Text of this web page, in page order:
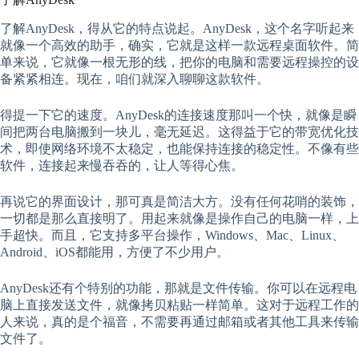
了解AnyDesk，得从它的特点说起。AnyDesk，这个名字听起来
就像一个高效的助手，确实，它就是这样一款远程桌面软件。简
单来说，它就像一根无形的线，把你的电脑和需要远程操控的设
备紧紧相连。现在，咱们就深入聊聊这款软件。
得提一下它的速度。AnyDesk的连接速度那叫一个快，就像是瞬
间把两台电脑搬到一块儿，毫无延迟。这得益于它的带宽优化技
术，即使网络环境不太稳定，也能保持连接的稳定性。不像有些
软件，连接起来慢吞吞的，让人等得心焦。
再说它的界面设计，那可真是简洁大方。没有任何花哨的装饰，
一切都是那么直接明了。用起来就像是操作自己的电脑一样，上
手超快。而且，它支持多平台操作，Windows、Mac、Linux、
Android、iOS都能用，方便了不少用户。
AnyDesk还有个特别的功能，那就是文件传输。你可以在远程电
脑上直接发送文件，就像拷贝粘贴一样简单。这对于远程工作的
人来说，真的是个福音，不需要再通过邮箱或者其他工具来传输
文件了。